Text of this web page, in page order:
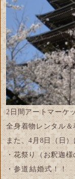
2日間アートマーケ
全身着物レンタル
また、4月8日（日）
・花祭り（お釈迦
・参道結婚式！！